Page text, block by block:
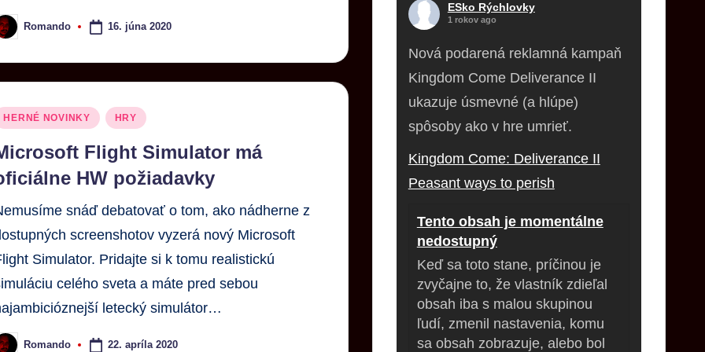
Romando 16. júna 2020
HERNÉ NOVINKY HRY
Flight Simulator má
HW požiadavky
snáď debatovať o tom, ako nádherne z
screenshotov vyzerá nový Microsoft
Simulator. Pridajte si k tomu realistickú
celého sveta a máte pred sebou
letecký simulátor…
Romando 22. apríla 2020
ESko Rýchlovky
1 rokov ago
Nová podarená reklamná kampaň
Kingdom Come Deliverance II
ukazuje úsmevné (a hlúpe)
spôsoby ako v hre umrieť.
Kingdom Come: Deliverance II
Peasant ways to perish
Tento obsah je momentálne
nedostupný
Keď sa toto stane, príčinou je
zvyčajne to, že vlastník zdieľal
obsah iba s malou skupinou
ľudí, zmenil nastavenia, komu
sa obsah zobrazuje, alebo bol